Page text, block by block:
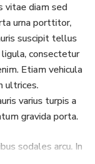
vitae diam sed
urna porttitor,
suscipit tellus
consectetur
Etiam vehicula
ultrices.
varius turpis a
gravida porta.
sodales arcu. In